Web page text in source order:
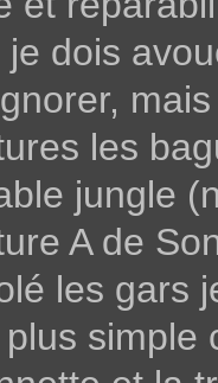
je dois
les
jungle
A de
les gars
simple